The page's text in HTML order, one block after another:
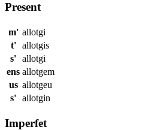
Present
m' allotgi
t'
allotgis
s' allotgi
ens allotgem
us allotgeu
s' allotgin
Imperfet